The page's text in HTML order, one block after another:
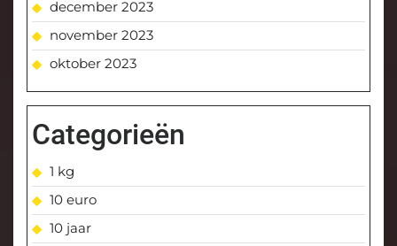
december 2023
november 2023
oktober 2023
Categorieën
1 kg
10 euro
10 jaar